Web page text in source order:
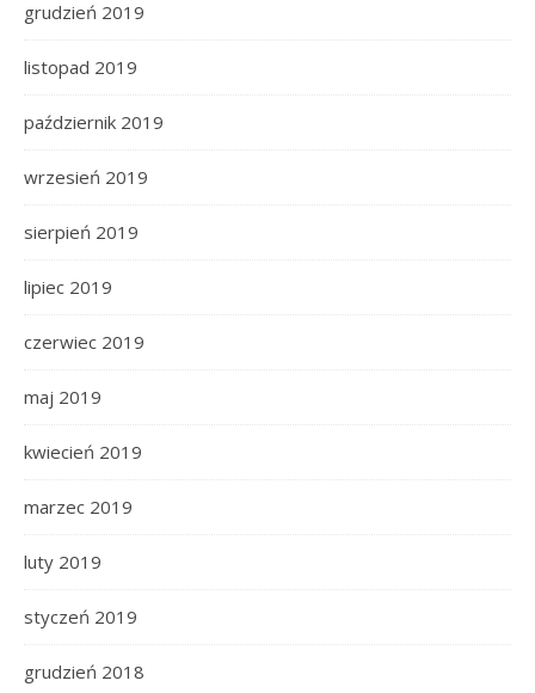
grudzień 2019
listopad 2019
październik 2019
wrzesień 2019
sierpień 2019
lipiec 2019
czerwiec 2019
maj 2019
kwiecień 2019
marzec 2019
luty 2019
styczeń 2019
grudzień 2018